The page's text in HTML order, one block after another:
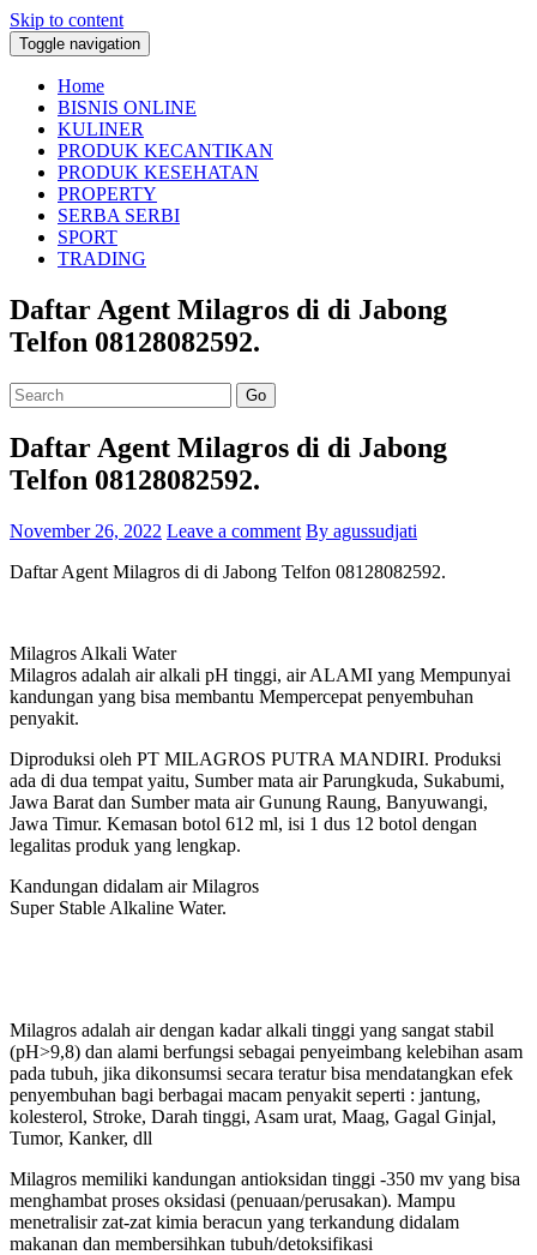
Skip to content
Toggle navigation
Home
BISNIS ONLINE
KULINER
PRODUK KECANTIKAN
PRODUK KESEHATAN
PROPERTY
SERBA SERBI
SPORT
TRADING
Daftar Agent Milagros di di Jabong
Telfon 08128082592.
Go
Daftar Agent Milagros di di Jabong
Telfon 08128082592.
November 26, 2022 Leave a comment By agussudjati
Daftar Agent Milagros di di Jabong Telfon 08128082592.
Milagros Alkali Water
Milagros adalah air alkali pH tinggi, air ALAMI yang Mempunyai
kandungan yang bisa membantu Mempercepat penyembuhan
penyakit.
Diproduksi oleh PT MILAGROS PUTRA MANDIRI. Produksi
ada di dua tempat yaitu, Sumber mata air Parungkuda, Sukabumi,
Jawa Barat dan Sumber mata air Gunung Raung, Banyuwangi,
Jawa Timur. Kemasan botol 612 ml, isi 1 dus 12 botol dengan
legalitas produk yang lengkap.
Kandungan didalam air Milagros
Super Stable Alkaline Water.
Milagros adalah air dengan kadar alkali tinggi yang sangat stabil
(pH>9,8) dan alami berfungsi sebagai penyeimbang kelebihan asam
pada tubuh, jika dikonsumsi secara teratur bisa mendatangkan efek
penyembuhan bagi berbagai macam penyakit seperti : jantung,
kolesterol, Stroke, Darah tinggi, Asam urat, Maag, Gagal Ginjal,
Tumor, Kanker, dll
Milagros memiliki kandungan antioksidan tinggi -350 mv yang bisa
menghambat proses oksidasi (penuaan/perusakan). Mampu
menetralisir zat-zat kimia beracun yang terkandung didalam
makanan dan membersihkan tubuh/detoksifikasi